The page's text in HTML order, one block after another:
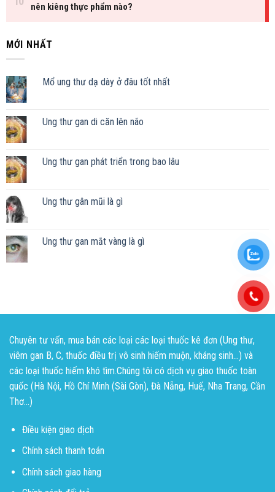
MỚI NHẤT
Mổ ung thư dạ dày ở đâu tốt nhất
Ung thư gan di căn lên não
Ung thư gan phát triển trong bao lâu
Ung thư gân mũi là gì
Ung thư gan mắt vàng là gì
Chuyên tư vấn, mua bán các loại các loại thuốc kê đơn (Ung thư,
viêm gan B, C, thuốc điều trị vô sinh hiếm muộn, kháng sinh...) và
các loại thuốc hiếm khó tìm.Chúng tôi có dịch vụ giao thuốc toàn
quốc (Hà Nội, Hồ Chí Minh (Sài Gòn), Đà Nẵng, Huế, Nha Trang, Cần
Thơ...)
Điều kiện giao dịch
Chính sách thanh toán
Chính sách giao hàng